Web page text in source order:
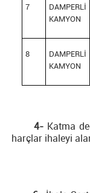
7
DAMPERLİ
KAMYON
8
DAMPERLİ
KAMYON
4- Katma
harçlar ihaleyi